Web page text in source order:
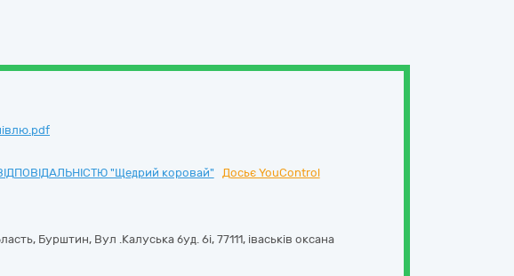
"Щедрий коровай"
Досьє YouControl
, Бурштин, Вул .Калуська буд. 6і, 77111, іваськів оксана